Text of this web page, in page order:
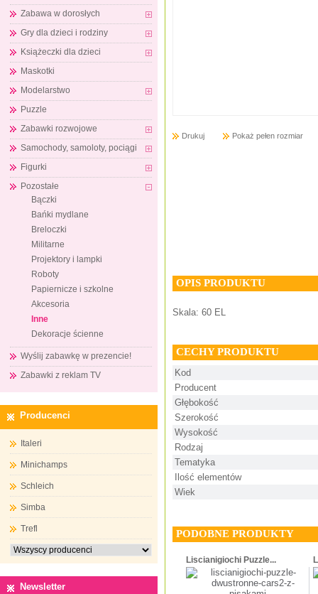
Zabawa w dorosłych
Gry dla dzieci i rodziny
Książeczki dla dzieci
Maskotki
Modelarstwo
Puzzle
Zabawki rozwojowe
Samochody, samoloty, pociągi
Figurki
Pozostałe
Bączki
Bańki mydlane
Breloczki
Militarne
Projektory i lampki
Roboty
Papiernicze i szkolne
Akcesoria
Inne
Dekoracje ścienne
Wyślij zabawkę w prezencie!
Zabawki z reklam TV
Producenci
Italeri
Minichamps
Schleich
Simba
Trefl
Newsletter
Drukuj Pokaż pełen rozmiar
OPIS PRODUKTU
Skala: 60 EL
CECHY PRODUKTU
Kod
Producent
Głębokość
Szerokość
Wysokość
Rodzaj
Tematyka
Ilość elementów
Wiek
PODOBNE PRODUKTY
Liscianigiochi Puzzle...